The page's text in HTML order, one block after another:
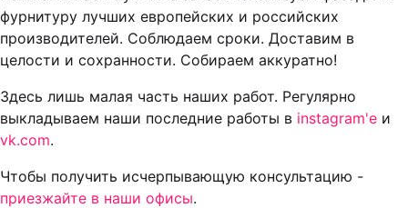
фурнитуру лучших европейских и российских
производителей. Соблюдаем сроки. Доставим в
целости и сохранности. Собираем аккуратно!
Здесь лишь малая часть наших работ. Регулярно
выкладываем наши последние работы в instagram'е и
vk.com.
Чтобы получить исчерпывающую консультацию -
приезжайте в наши офисы.